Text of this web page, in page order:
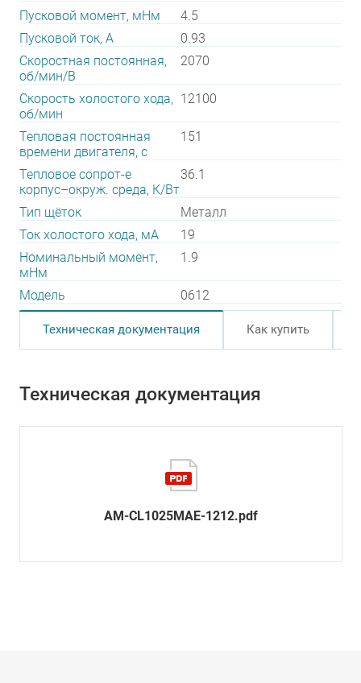
Пусковой момент, мНм
4.5
Пусковой ток, А
0.93
Скоростная постоянная,
об/мин/В
2070
Скорость холостого хода,
об/мин
12100
Тепловая постоянная
времени двигателя, с
151
Тепловое сопрот-е
корпус–окруж. среда, К/Вт
36.1
Тип щёток
Металл
Ток холостого хода, мА
19
Номинальный момент,
мНм
1.9
Модель 0612
Техническая документация Как купить
Техническая документация
AM-CL1025MAE-1212.pdf